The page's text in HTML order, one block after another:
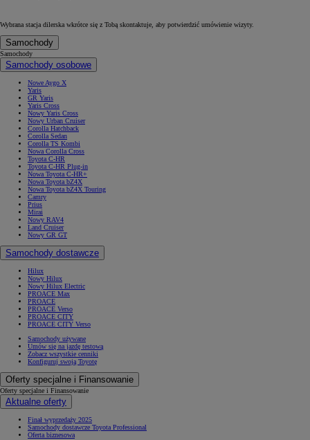
Wybrana stacja dilerska wkrótce się z Tobą skontaktuje, aby potwierdzić umówienie wizyty.
Samochody
Samochody
Samochody osobowe
Nowe Aygo X
Yaris
GR Yaris
Yaris Cross
Nowy Yaris Cross
Nowy Urban Cruiser
Corolla Hatchback
Corolla Sedan
Corolla TS Kombi
Nowa Corolla Cross
Toyota C-HR
Toyota C-HR Plug-in
Nowa Toyota C-HR+
Nowa Toyota bZ4X
Nowa Toyota bZ4X Touring
Camry
Prius
Mirai
Nowy RAV4
Land Cruiser
Nowy GR GT
Samochody dostawcze
Hilux
Nowy Hilux
Nowy Hilux Electric
PROACE Max
PROACE
PROACE Verso
PROACE CITY
PROACE CITY Verso
Samochody używane
Umów się na jazdę testową
Zobacz wszystkie cenniki
Konfiguruj swoją Toyotę
Oferty specjalne i Finansowanie
Oferty specjalne i Finansowanie
Aktualne oferty
Finał wyprzedaży 2025
Samochody dostawcze Toyota Professional
Oferta biznesowa